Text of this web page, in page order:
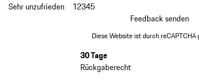
Sehr unzufrieden 12345
Feedback senden
Diese Website ist durch
30 Tage
Rückgaberecht